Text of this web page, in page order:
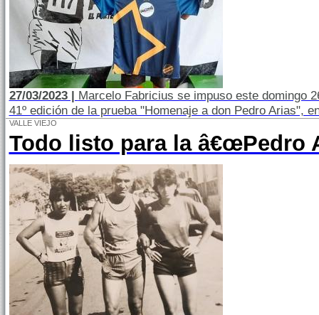
27/03/2023 | Marcelo Fabricius se impuso este domingo
41º edición de la prueba "Homenaje a don Pedro Arias",
VALLE VIEJO
Todo listo para la â€œPedro